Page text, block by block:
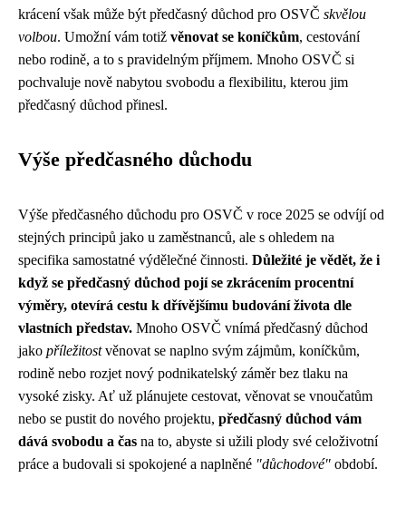
krácení však může být předčasný důchod pro OSVČ skvělou
volbou. Umožní vám totiž věnovat se koníčkům, cestování
nebo rodině, a to s pravidelným příjmem. Mnoho OSVČ si
pochvaluje nově nabytou svobodu a flexibilitu, kterou jim
předčasný důchod přinesl.
Výše předčasného důchodu
Výše předčasného důchodu pro OSVČ v roce 2025 se odvíjí od
stejných principů jako u zaměstnanců, ale s ohledem na
specifika samostatné výdělečné činnosti. Důležité je vědět, že i
když se předčasný důchod pojí se zkrácením procentní
výměry, otevírá cestu k dřívějšímu budování života dle
vlastních představ. Mnoho OSVČ vnímá předčasný důchod
jako příležitostvěnovat se naplno svým zájmům, koníčkům,
rodině nebo rozjet nový podnikatelský záměr bez tlaku na
vysoké zisky. Ať už plánujete cestovat, věnovat se vnoučatům
nebo se pustit do nového projektu, předčasný důchod vám
dává svobodu a čas na to, abyste si užili plody své celoživotní
práce a budovali si spokojené a naplněné "důchodové" období.